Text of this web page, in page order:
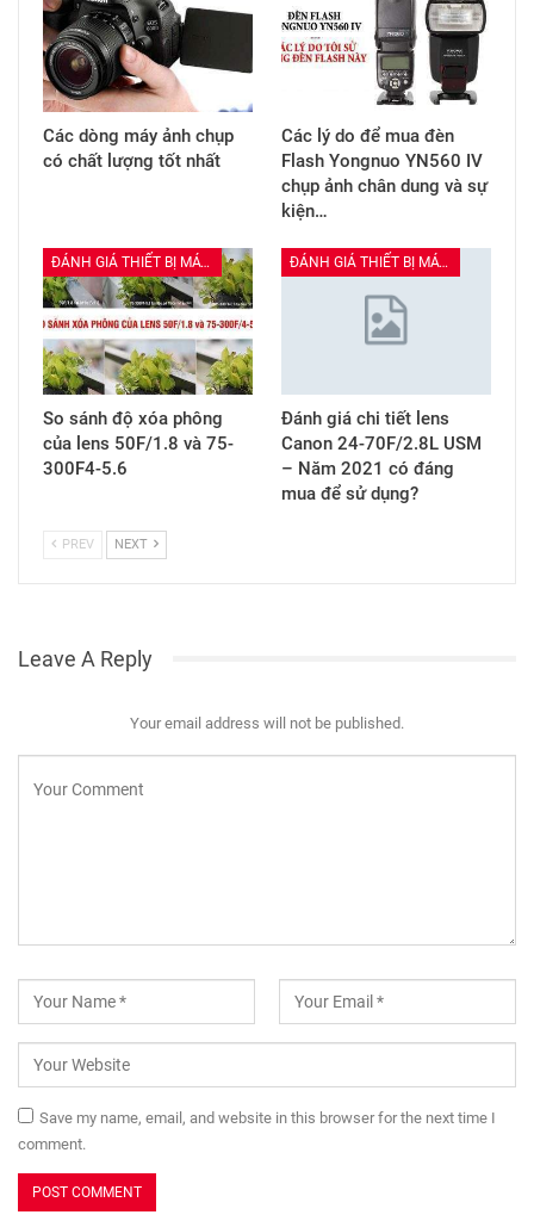
Các dòng máy ảnh chụp
có chất lượng tốt nhất
Các lý do để mua đèn
Flash Yongnuo YN560 IV
chụp ảnh chân dung và sự
kiện…
ĐÁNH GIÁ THIẾT BỊ MÁY ẢNH
So sánh độ xóa phông
của lens 50F/1.8 và 75-
300F4-5.6
ĐÁNH GIÁ THIẾT BỊ MÁY ẢNH
Đánh giá chi tiết lens
Canon 24-70F/2.8L USM
– Năm 2021 có đáng
mua để sử dụng?
PREV NEXT
Leave A Reply
Your email address will not be published.
Save my name, email, and website in this browser for the next time I
comment.